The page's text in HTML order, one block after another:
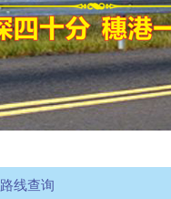
路线查询